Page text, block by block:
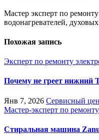
Мастер эксперт по
водонагревателей,
Похожая запись
Эксперт по ремонту
Почему не греет нижний
Янв 7, 2026 Сервисный
Мастер-эксперт по
Стиральная машина